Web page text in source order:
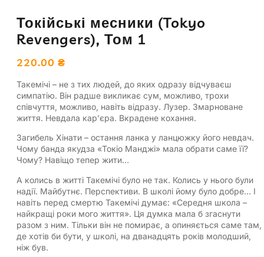
Токійські месники (Tokyo
Revengers), Том 1
220.00 ₴
Такемічі – не з тих людей, до яких одразу відчуваєш
симпатію. Він радше викликає сум, можливо, трохи
співчуття, можливо, навіть відразу. Лузер. Змарноване
життя. Невдала кар’єра. Вкрадене кохання.
Загибель Хінати – остання ланка у ланцюжку його невдач.
Чому банда якудза «Токіо Манджі» мала обрати саме її?
Чому? Навіщо тепер жити…
А колись в житті Такемічі було не так. Колись у нього були
надії. Майбутнє. Перспективи. В школі йому було добре… І
навіть перед смертю Такемічі думає: «Середня школа –
найкращі роки мого життя». Ця думка мала б згаснути
разом з ним. Тільки він не помирає, а опиняється саме там,
де хотів би бути, у школі, на дванадцять років молодший,
ніж був.